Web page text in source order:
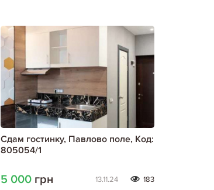
Сдам гостинку, Павлово поле, Код:
805054/1
5 000 грн 13.11.24 183